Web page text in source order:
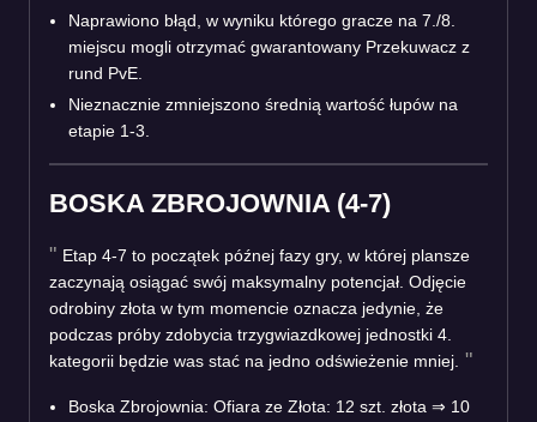
Naprawiono błąd, w wyniku którego gracze na 7./8.
miejscu mogli otrzymać gwarantowany Przekuwacz z
rund PvE.
Nieznacznie zmniejszono średnią wartość łupów na
etapie 1-3.
BOSKA ZBROJOWNIA (4-7)
Etap 4-7 to początek późnej fazy gry, w której plansze
zaczynają osiągać swój maksymalny potencjał. Odjęcie
odrobiny złota w tym momencie oznacza jedynie, że
podczas próby zdobycia trzygwiazdkowej jednostki 4.
kategorii będzie was stać na jedno odświeżenie mniej.
Boska Zbrojownia: Ofiara ze Złota: 12 szt. złota ⇒ 10